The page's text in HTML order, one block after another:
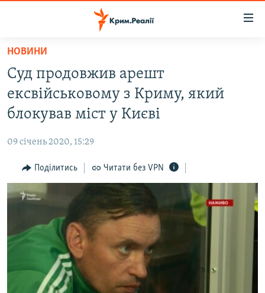
Перейти
основного
матеріалу
Перейти
до
основної
Перейти
до
пошуку
ВОДА.КРИМ
ВІДЕО ТА ФОТО
БЛОГИ
ПОГЛЯД
ІНТЕРВ'Ю
СПЕЦПРОЕКТИ
ДЕПОРТАЦІЯ
ВІДЕОУРОКИ «ELIFBE»
ЯК ОБІЙТИ БЛОКУВАННЯ
Русский
НОВИНИ
Суд продовжив арешт
ексвійськовому з Криму, який
блокував міст у Києві
09 січень 2020, 15:29
Поділитись Читати без VPN